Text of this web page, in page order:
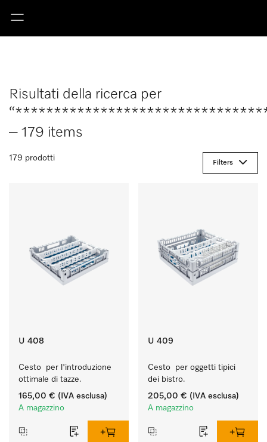
Risultati della ricerca per
– 179 items
179 prodotti
Filters
U 408
Cesto  per l'introduzione
ottimale di tazze.
165,00 € (IVA esclusa)
A magazzino
U 409
Cesto  per oggetti tipici
dei bistro.
205,00 € (IVA esclusa)
A magazzino